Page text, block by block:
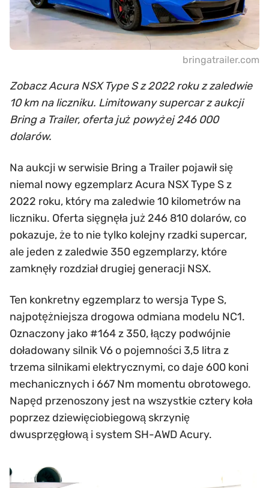
bringatrailer.com
Zobacz Acura NSX Type S z 2022 roku z zaledwie
10 km na liczniku. Limitowany supercar z aukcji
Bring a Trailer, oferta już powyżej 246 000
dolarów.
Na aukcji w serwisie Bring a Trailer pojawił się
niemal nowy egzemplarz Acura NSX Type S z
2022 roku, który ma zaledwie 10 kilometrów na
liczniku. Oferta sięgnęła już 246 810 dolarów, co
pokazuje, że to nie tylko kolejny rzadki supercar,
ale jeden z zaledwie 350 egzemplarzy, które
zamknęły rozdział drugiej generacji NSX.
Ten konkretny egzemplarz to wersja Type S,
najpotężniejsza drogowa odmiana modelu NC1.
Oznaczony jako #164 z 350, łączy podwójnie
doładowany silnik V6 o pojemności 3,5 litra z
trzema silnikami elektrycznymi, co daje 600 koni
mechanicznych i 667 Nm momentu obrotowego.
Napęd przenoszony jest na wszystkie cztery koła
poprzez dziewięciobiegową skrzynię
dwusprzęgłową i system SH-AWD Acury.